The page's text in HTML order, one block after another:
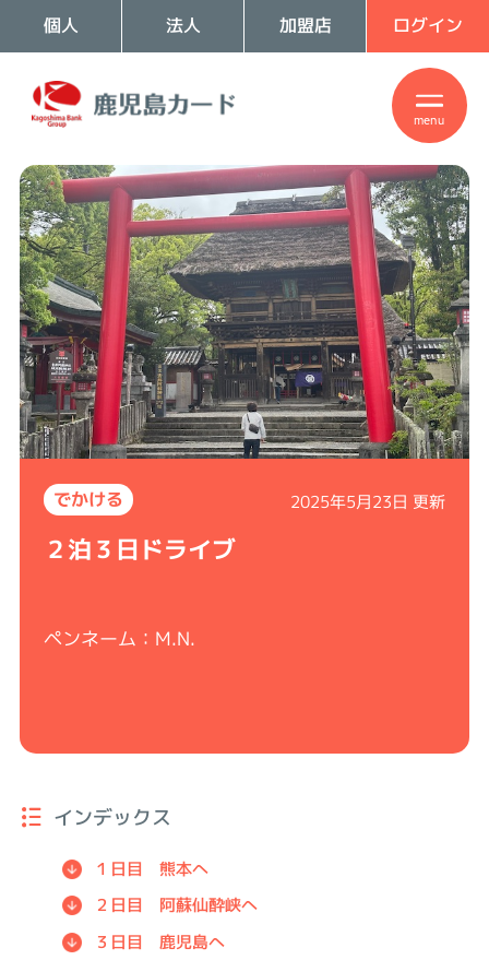
個人 法人 加盟店 ログイン
menu
でかける 2025年5月23日 更新
２泊３日ドライブ
ペンネーム：M.N.
インデックス
１日目 熊本へ
２日目 阿蘇仙酔峡へ
３日目 鹿児島へ